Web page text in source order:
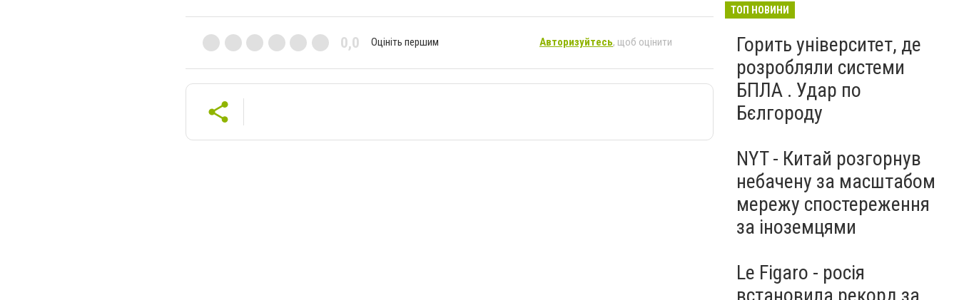
0,0 Оцініть першим Авторизуйтесь, щоб оцінити
ТОП НОВИНИ
Горить університет, де
розробляли системи
БПЛА . Удар по
Бєлгороду
NYT - Китай розгорнув
небачену за масштабом
мережу спостереження
за іноземцями
Le Figaro - росія